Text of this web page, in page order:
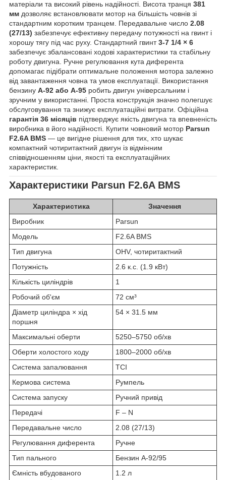
матеріали та високий рівень надійності. Висота транця 381
мм дозволяє встановлювати мотор на більшість човнів зі
стандартним коротким транцем. Передавальне число 2.08
(27/13) забезпечує ефективну передачу потужності на гвинт і
хорошу тягу під час руху. Стандартний гвинт3-7 1/4 × 6
забезпечує збалансовані ходові характеристики та стабільну
роботу двигуна. Ручне регулювання кута диферента
допомагає підібрати оптимальне положення мотора залежно
від завантаження човна та умов експлуатації. Використання
бензину А-92 або А-95 робить двигун універсальним і
зручним у використанні. Проста конструкція значно полегшує
обслуговування та знижує експлуатаційні витрати. Офіційна
гарантія 36 місяців підтверджує якість двигуна та впевненість
виробника в його надійності. Купити човновий мотор Parsun
F2.6A BMS — це вигідне рішення для тих, хто шукає
компактний чотиритактний двигун із відмінним
співвідношенням ціни, якості та експлуатаційних
характеристик.
Характеристики Parsun F2.6A BMS
Характеристика
Значення
Виробник
Parsun
Модель
F2.6A BMS
Тип двигуна
OHV, чотиритактний
Потужність
2.6 к.с. (1.9 кВт)
Кількість циліндрів
1
Робочий об'єм
72 см³
Діаметр циліндра × хід
поршня
54 × 31.5 мм
Максимальні оберти
5250–5750 об/хв
Оберти холостого ходу
1800–2000 об/хв
Система запалювання
TCI
Кермова система
Румпель
Система запуску
Ручний привід
Передачі
F – N
Передавальне число
2.08 (27/13)
Регулювання диферента
Ручне
Тип пального
Бензин А-92/95
Ємність вбудованого
1.2 л